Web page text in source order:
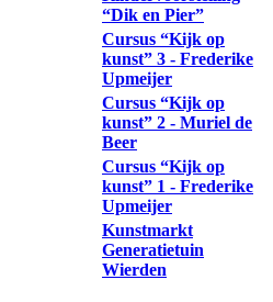
“Dik en Pier”
Cursus “Kijk op
kunst” 3 - Frederike
Upmeijer
Cursus “Kijk op
kunst” 2 - Muriel de
Beer
Cursus “Kijk op
kunst” 1 - Frederike
Upmeijer
Kunstmarkt
Generatietuin
Wierden